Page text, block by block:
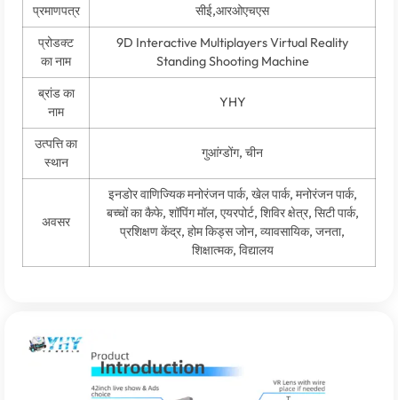
प्रमाणपत्र
सीई,आरओएचएस
प्रोडक्ट
का नाम
9D Interactive Multiplayers Virtual Reality
Standing Shooting Machine
ब्रांड का
नाम
YHY
उत्पत्ति का
स्थान
गुआंग्डोंग, चीन
अवसर
इनडोर वाणिज्यिक मनोरंजन पार्क, खेल पार्क, मनोरंजन पार्क,
बच्चों का कैफे, शॉपिंग मॉल, एयरपोर्ट, शिविर क्षेत्र, सिटी पार्क,
प्रशिक्षण केंद्र, होम किड्स जोन, व्यावसायिक, जनता,
शिक्षात्मक, विद्यालय